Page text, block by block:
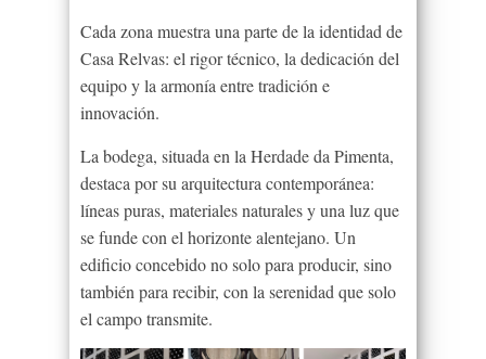
Cada zona muestra una parte de la identidad de
Casa Relvas: el rigor técnico, la dedicación del
equipo y la armonía entre tradición e
innovación.
La bodega, situada en la Herdade da Pimenta,
destaca por su arquitectura contemporánea:
líneas puras, materiales naturales y una luz que
se funde con el horizonte alentejano. Un
edificio concebido no solo para producir, sino
también para recibir, con la serenidad que solo
el campo transmite.